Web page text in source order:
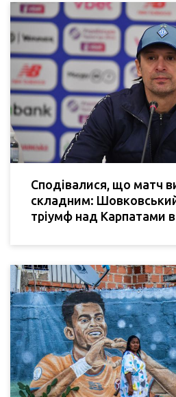
Сподівалися, що матч
складним:
тріумф над Карпатами